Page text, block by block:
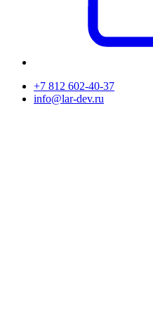
+7 812 602-40-37
info@lar-dev.ru